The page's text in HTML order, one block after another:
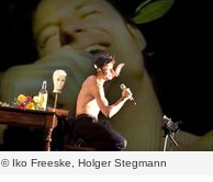
© Iko Freeske, Holger Stegmann